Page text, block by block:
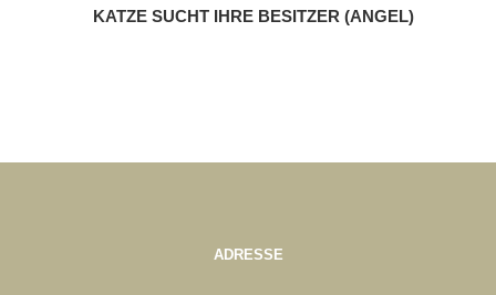
KATZE SUCHT IHRE BESITZER (ANGEL)
ADRESSE